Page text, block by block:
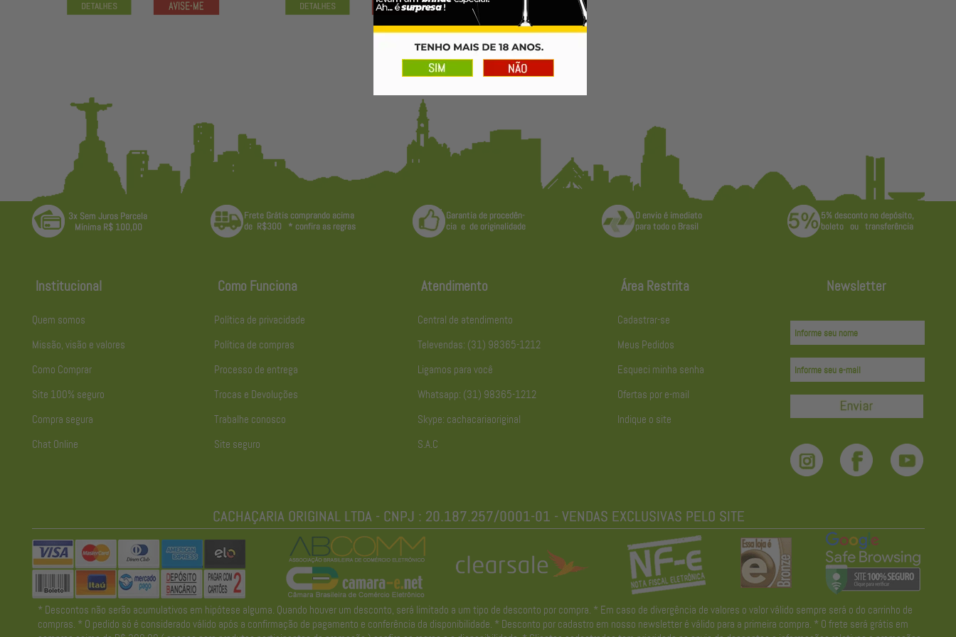
Institucional
Quem somos
Missão, visão e valores
Como Comprar
Site 100% seguro
Compra segura
Chat Online
Como Funciona
Política de privacidade
Política de compras
Processo de entrega
Trocas e Devoluções
Trabalhe conosco
Site seguro
Atendimento
Central de atendimento
Televendas: (31) 98365-1212
Ligamos para você
Whatsapp: (31) 98365-1212
Skype: cachacariaoriginal
S.A.C
Área Restrita
Cadastrar-se
Meus Pedidos
Esqueci minha senha
Ofertas por e-mail
Indique o site
Newsletter
* Descontos não serão acumulativos em hipótese alguma. Quando houver um desconto, será limitado a um tipo de desconto por compra. * Em caso de divergência de valores o valor válido sempre será o do carrinho de
compras. * O pedido só é considerado válido após a confirmação de pagamento e conferência da disponibilidade. * Desconto por cadastro em nosso newsletter é válido para a primeira compra. * O frete será grátis em